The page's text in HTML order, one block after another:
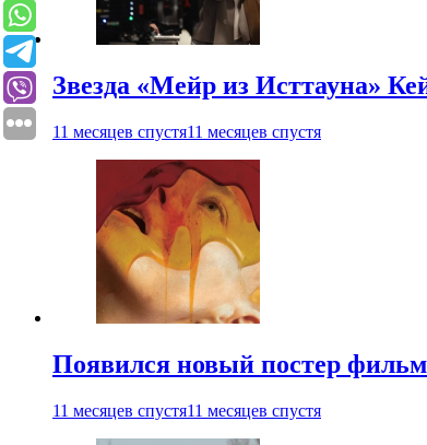
Звезда «Мейр из Исттауна»
11 месяцев спустя11 месяцев спустя
Появился новый постер
11 месяцев спустя11 месяцев спустя